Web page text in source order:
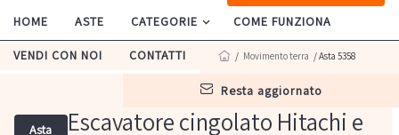
HOME ASTE CATEGORIE COME FUNZIONA
VENDI CON NOI CONTATTI
resta aggiornato
/ Movimento terra / Asta 5358
Asta
Escavatore cingolato Hitachi e